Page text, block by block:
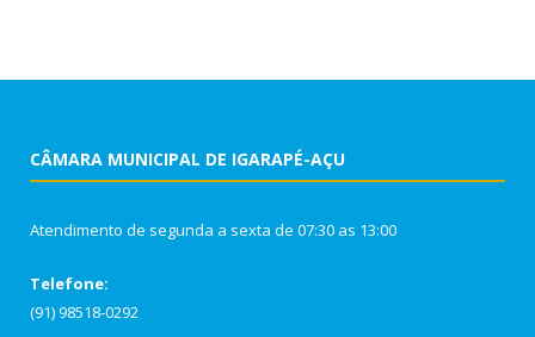
CÂMARA MUNICIPAL DE IGARAPÉ-AÇU
Atendimento de segunda a sexta de 07:30 as 13:00
Telefone:
(91) 98518-0292